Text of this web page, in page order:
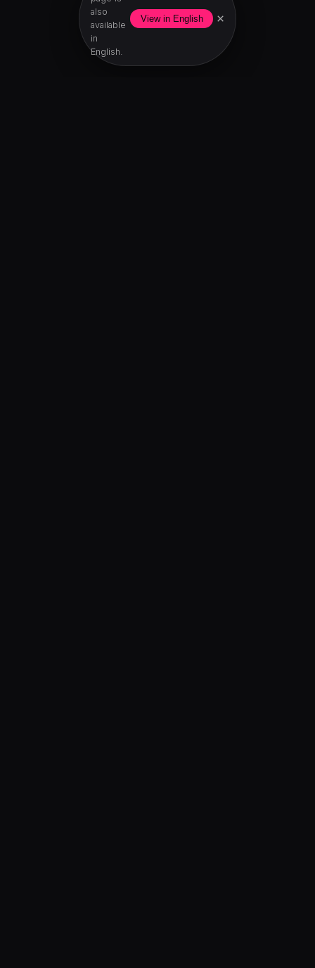
also
available
in
English.
View in English ×